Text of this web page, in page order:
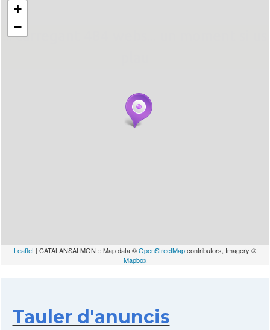
... carregant 484 webs... un moment si us
+
−
Leaflet | CATALANSALMON :: Map data ©OpenStreetMapcontributors, Imagery ©
Mapbox
Tauler d'anuncis